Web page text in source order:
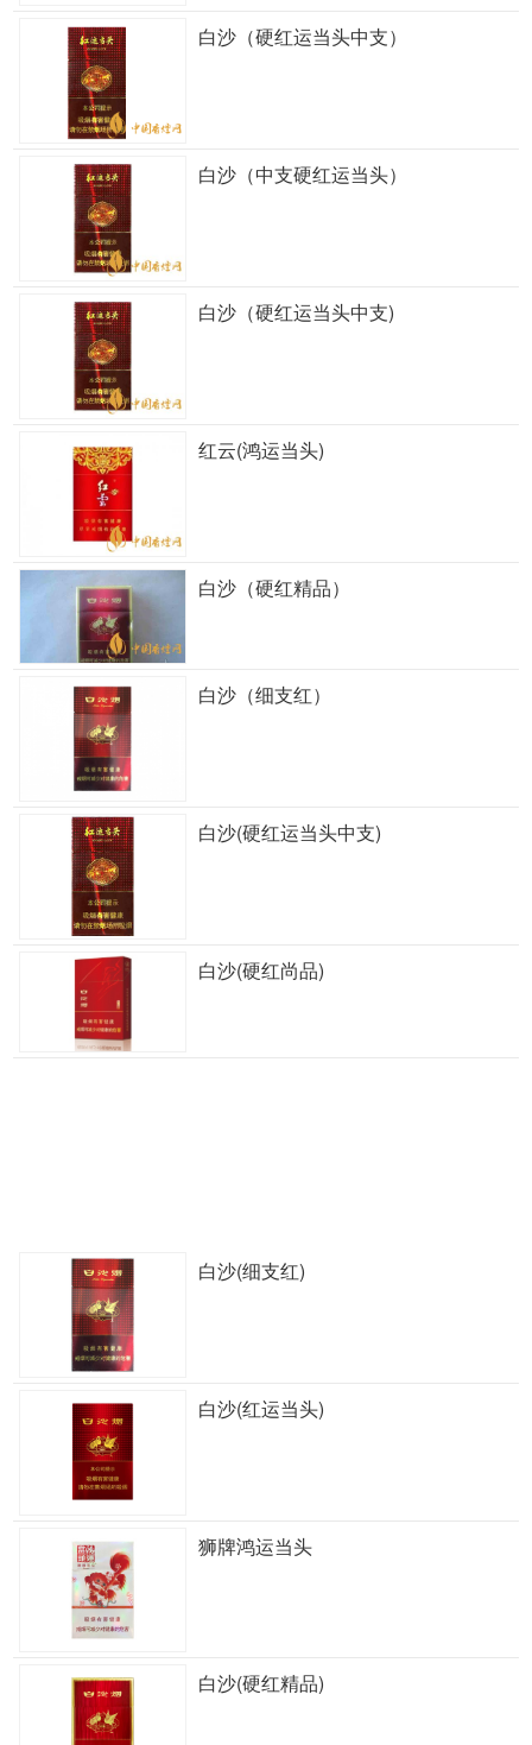
白沙（硬红运当头中支）
白沙（中支硬红运当头）
白沙（硬红运当头中支)
红云(鸿运当头)
白沙（硬红精品）
白沙（细支红）
白沙(硬红运当头中支)
白沙(硬红尚品)
白沙(细支红)
白沙(红运当头)
狮牌鸿运当头
白沙(硬红精品)